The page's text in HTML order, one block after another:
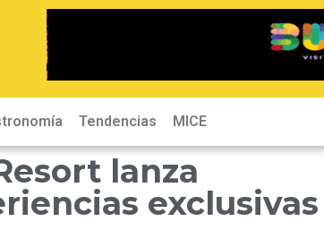
Tendencias MICE
lanza
exclusivas